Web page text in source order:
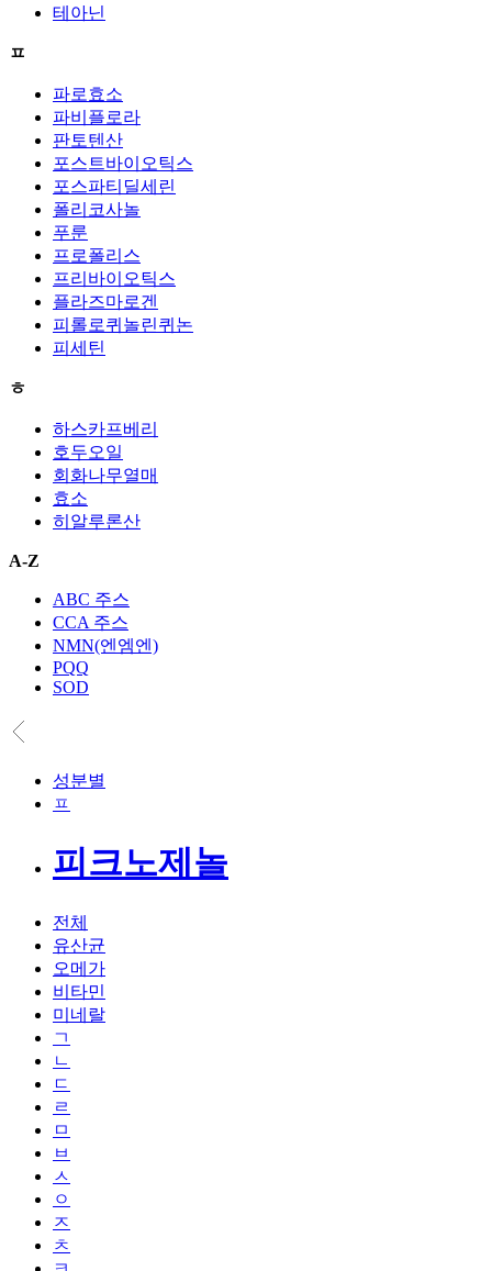
테아닌
ㅍ
파로효소
파비플로라
판토텐산
포스트바이오틱스
포스파티딜세린
폴리코사놀
푸룬
프로폴리스
프리바이오틱스
플라즈마로겐
피롤로퀴놀린퀴논
피세틴
ㅎ
하스카프베리
호두오일
회화나무열매
효소
히알루론산
A-Z
ABC 주스
CCA 주스
NMN(엔엠엔)
PQQ
SOD
성분별
ㅍ
피크노제놀
전체
유산균
오메가
비타민
미네랄
ㄱ
ㄴ
ㄷ
ㄹ
ㅁ
ㅂ
ㅅ
ㅇ
ㅈ
ㅊ